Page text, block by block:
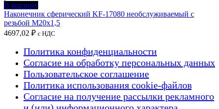
В корзину
Наконечник сферический KF-17080 необслуживаемый с
резьбой M20x1,5
4697,02 ₽ с НДС
Политика конфиденциальности
Согласие на обработку персональных данных
Пользовательское соглашение
Политика использования cookie-файлов
Согласие на получение рассылки рекламного